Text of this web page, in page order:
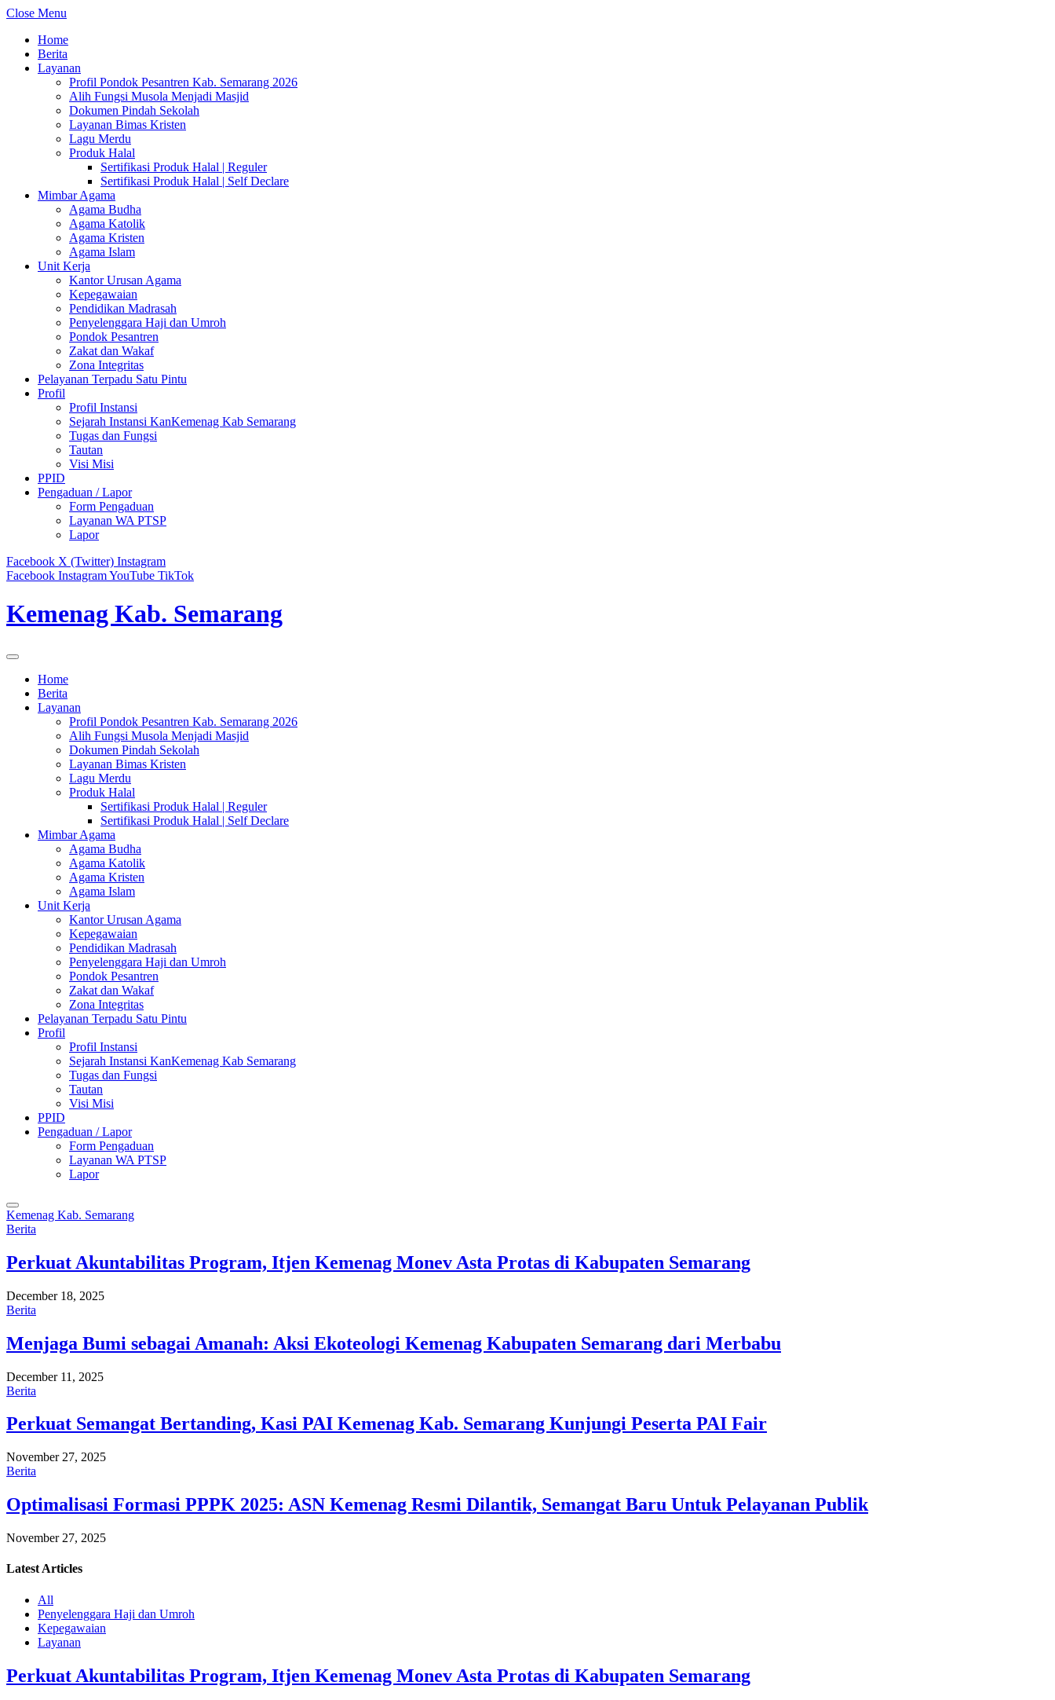
Close Menu
Home
Berita
Layanan
Profil Pondok Pesantren Kab. Semarang 2026
Alih Fungsi Musola Menjadi Masjid
Dokumen Pindah Sekolah
Layanan Bimas Kristen
Lagu Merdu
Produk Halal
Sertifikasi Produk Halal | Reguler
Sertifikasi Produk Halal | Self Declare
Mimbar Agama
Agama Budha
Agama Katolik
Agama Kristen
Agama Islam
Unit Kerja
Kantor Urusan Agama
Kepegawaian
Pendidikan Madrasah
Penyelenggara Haji dan Umroh
Pondok Pesantren
Zakat dan Wakaf
Zona Integritas
Pelayanan Terpadu Satu Pintu
Profil
Profil Instansi
Sejarah Instansi KanKemenag Kab Semarang
Tugas dan Fungsi
Tautan
Visi Misi
PPID
Pengaduan / Lapor
Form Pengaduan
Layanan WA PTSP
Lapor
Facebook X (Twitter) Instagram
Facebook InstagramYouTube TikTok
Kemenag Kab. Semarang
Home
Berita
Layanan
Profil Pondok Pesantren Kab. Semarang 2026
Alih Fungsi Musola Menjadi Masjid
Dokumen Pindah Sekolah
Layanan Bimas Kristen
Lagu Merdu
Produk Halal
Sertifikasi Produk Halal | Reguler
Sertifikasi Produk Halal | Self Declare
Mimbar Agama
Agama Budha
Agama Katolik
Agama Kristen
Agama Islam
Unit Kerja
Kantor Urusan Agama
Kepegawaian
Pendidikan Madrasah
Penyelenggara Haji dan Umroh
Pondok Pesantren
Zakat dan Wakaf
Zona Integritas
Pelayanan Terpadu Satu Pintu
Profil
Profil Instansi
Sejarah Instansi KanKemenag Kab Semarang
Tugas dan Fungsi
Tautan
Visi Misi
PPID
Pengaduan / Lapor
Form Pengaduan
Layanan WA PTSP
Lapor
Kemenag Kab. Semarang
Berita
Perkuat Akuntabilitas Program, Itjen Kemenag Monev Asta Protas di Kabupaten Semarang
December 18, 2025
Berita
Menjaga Bumi sebagai Amanah: Aksi Ekoteologi Kemenag Kabupaten Semarang dari Merbabu
December 11, 2025
Berita
Perkuat Semangat Bertanding, Kasi PAI Kemenag Kab. Semarang Kunjungi Peserta PAI Fair
November 27, 2025
Berita
Optimalisasi Formasi PPPK 2025: ASN Kemenag Resmi Dilantik, Semangat Baru Untuk Pelayanan Publik
November 27, 2025
Latest Articles
All
Penyelenggara Haji dan Umroh
Kepegawaian
Layanan
Perkuat Akuntabilitas Program, Itjen Kemenag Monev Asta Protas di Kabupaten Semarang